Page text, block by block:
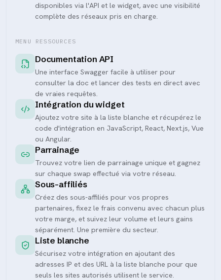
disponibles via l'API et le widget, avec une visibilité
complète des réseaux pris en charge.
MENU RESSOURCES
Documentation API
Une interface Swagger facile à utiliser pour
consulter la doc et lancer des tests en direct avec
de vraies requêtes.
Intégration du widget
Ajoutez votre site à la liste blanche et récupérez le
code d'intégration en JavaScript, React, Next.js, Vue
ou Angular.
Parrainage
Trouvez votre lien de parrainage unique et gagnez
sur chaque swap effectué via votre réseau.
Sous-affiliés
Créez des sous-affiliés pour vos propres
partenaires, fixez le frais convenu avec chacun plus
votre marge, et suivez leur volume et leurs gains
séparément. Une première du secteur.
Liste blanche
Sécurisez votre intégration en ajoutant des
adresses IP et des URL à la liste blanche pour que
seuls les sites autorisés utilisent le service.